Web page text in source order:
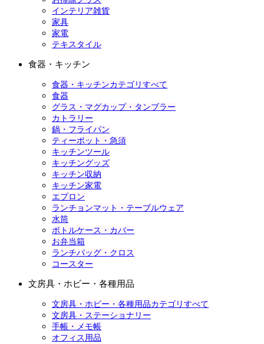
インテリア雑貨
家具
家電
テキスタイル
食器・キッチン
食器・キッチンカテゴリすべて
食器
グラス・マグカップ・タンブラー
カトラリー
鍋・フライパン
ティーポット・急須
キッチンツール
キッチングッズ
キッチン収納
キッチン家電
エプロン
ランチョンマット・テーブルウェア
水筒
ボトルケース・カバー
お弁当箱
ランチバッグ・クロス
コースター
文房具・ホビー・各種用品
文房具・ホビー・各種用品カテゴリすべて
文房具・ステーショナリー
手帳・メモ帳
オフィス用品